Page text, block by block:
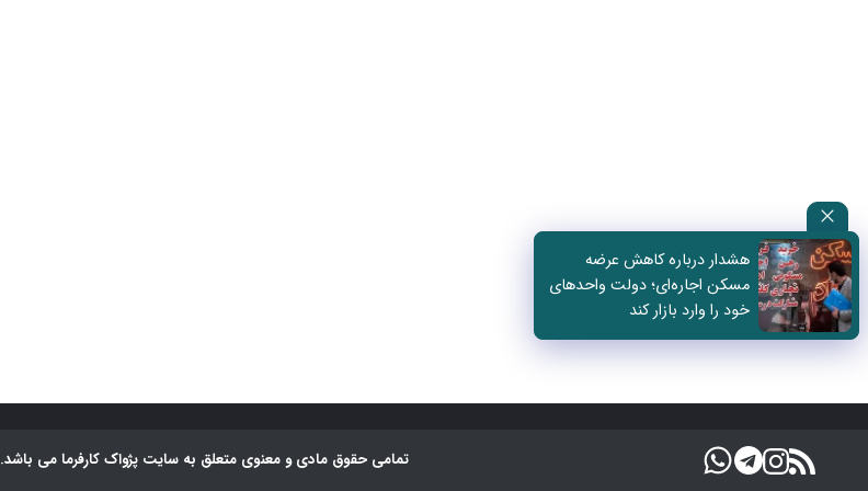
هشدار درباره کاهش عرضه
مسکن اجاره‌ای؛ دولت واحدهای
خود را وارد بازار کند
تمامی حقوق مادی و معنوی متعلق به سایت پژواک کارفرما می باشد.